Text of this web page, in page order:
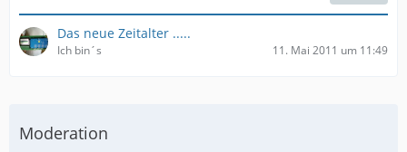
Das neue Zeitalter .....
Ich bin´s 11. Mai 2011 um 11:49
Moderation